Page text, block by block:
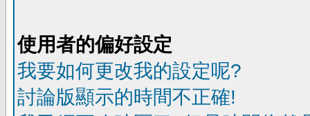
使用者的偏好設定
我要如何更改我的設定呢?
討論版顯示的時間不正確!